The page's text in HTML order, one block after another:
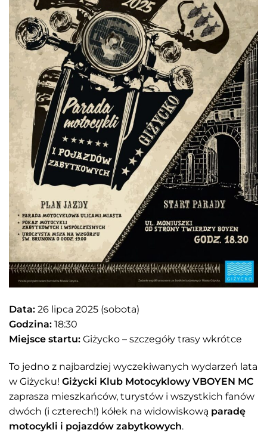
Data: 26 lipca 2025 (sobota)
Godzina: 18:30
Miejsce startu: Giżycko – szczegóły trasy wkrótce
To jedno z najbardziej wyczekiwanych wydarzeń lata
w Giżycku! Giżycki Klub Motocyklowy VBOYEN MC
zaprasza mieszkańców, turystów i wszystkich fanów
dwóch (i czterech!) kółek na widowiskową paradę
motocykli i pojazdów zabytkowych.